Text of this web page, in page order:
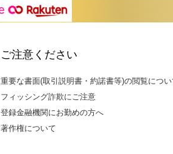
ご注意ください
重要な書面(取引説明書・約諾書等)の閲覧につ
フィッシング詐欺にご注意
登録金融機関にお勤めの方へ
著作権について